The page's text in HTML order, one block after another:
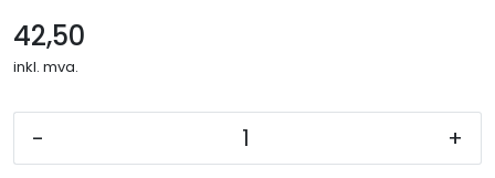
42,50
inkl. mva.
- +